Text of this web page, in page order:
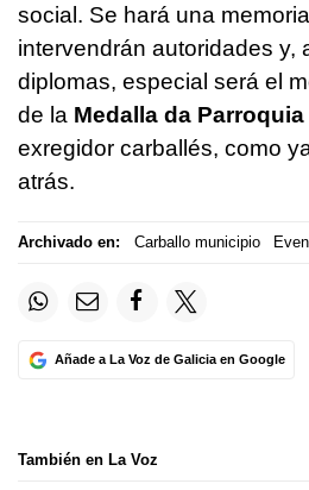
social. Se hará una
intervendrán autoridades y,
diplomas, especial será el
de la Medalla da
exregidor carballés, como
atrás.
Archivado en: Carballo municipio
Añade a La Voz de Galicia en Google
También en La Voz